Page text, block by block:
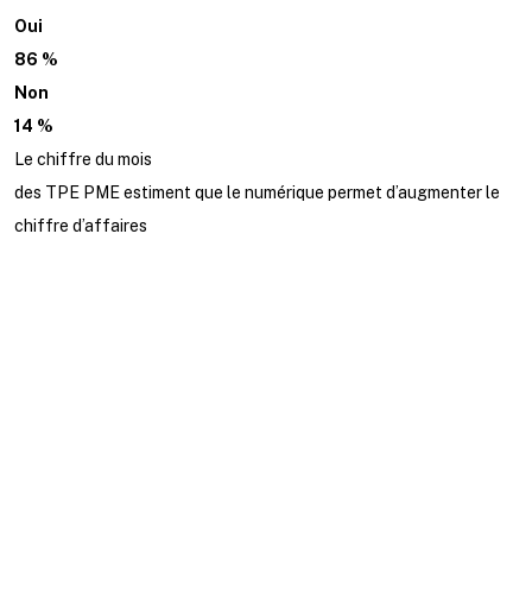
Oui
86 %
Non
14 %
Le chiffre du mois
des TPE PME estiment que le numérique permet d’augmenter le
chiffre d’affaires